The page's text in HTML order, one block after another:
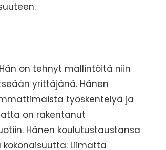
on tehnyt mallintöitä niin
yrittäjänä. Hänen
työskentelyä ja
on rakentanut
Hänen koulutustaustansa
Liimatta